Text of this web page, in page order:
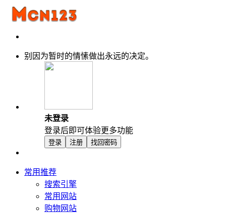
别因为暂时的情愫做出永远的决定。
未登录
登录后即可体验更多功能
登录 注册 找回密码
常用推荐
搜索引擎
常用网站
购物网站